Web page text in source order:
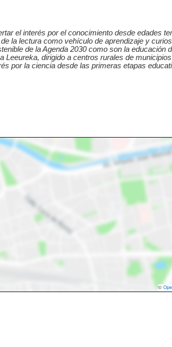
el interés por el conocimiento desde edades
la lectura como vehículo de aprendizaje y
de la Agenda 2030 como son la educación
dirigido a centros rurales de
por la ciencia desde las primeras etapas
©